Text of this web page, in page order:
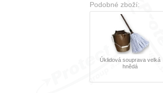
Podobné zboží:
Úklidová souprava velká
hnědá